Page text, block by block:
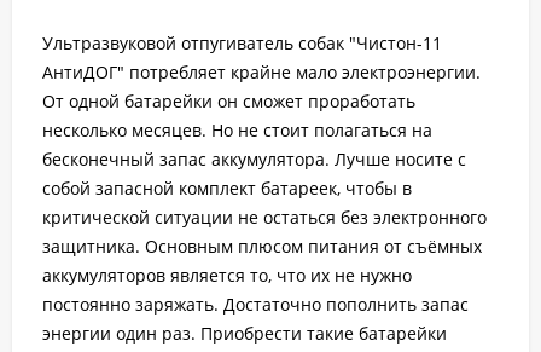
Ультразвуковой отпугиватель собак "Чистон-11
АнтиДОГ" потребляет крайне мало электроэнергии.
От одной батарейки он сможет проработать
несколько месяцев. Но не стоит полагаться на
бесконечный запас аккумулятора. Лучше носите с
собой запасной комплект батареек, чтобы в
критической ситуации не остаться без электронного
защитника. Основным плюсом питания от съёмных
аккумуляторов является то, что их не нужно
постоянно заряжать. Достаточно пополнить запас
энергии один раз. Приобрести такие батарейки